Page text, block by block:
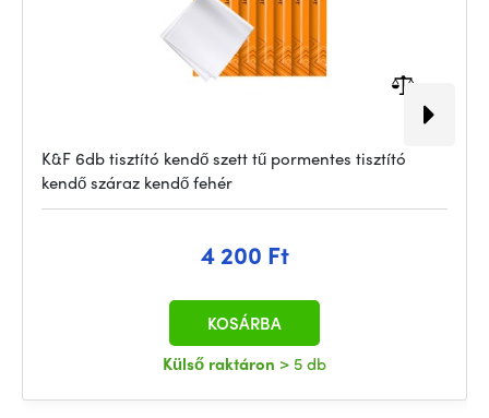
K&F 6db tisztító kendő szett tű pormentes tisztító
kendő száraz kendő fehér
4 200 Ft
Külső raktáron > 5 db
KOSÁRBA